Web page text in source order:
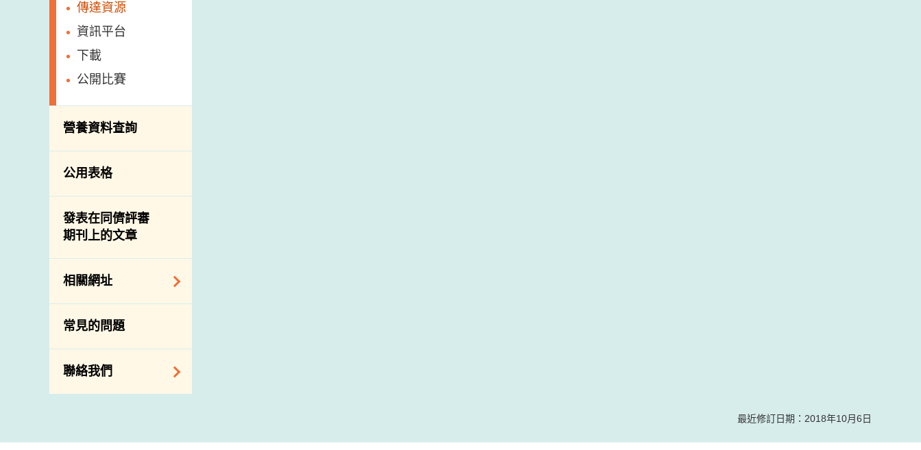
屠房及肉類檢驗
傳達資源
資訊平台
下載
公開比賽
營養資料查詢
公用表格
發表在同儕評審
期刊上的文章
相關網址
相關政府部門／機
構
常見的問題
聯絡我們
地址及電話
最近修訂日期：2018年10月6日